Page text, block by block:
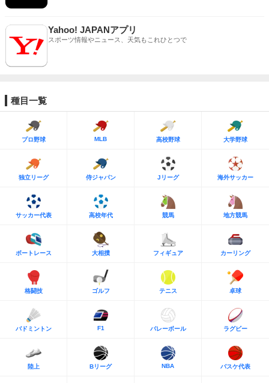
Yahoo! JAPANアプリ
スポーツ情報やニュース、天気もこれひとつで
種目一覧
プロ野球 MLB 高校野球 大学野球
独立リーグ 侍ジャパン Jリーグ 海外サッカー
サッカー代表 高校年代 競馬 地方競馬
ボートレース 大相撲 フィギュア カーリング
格闘技 ゴルフ テニス 卓球
バドミントン F1 バレーボール ラグビー
陸上 Bリーグ NBA バスケ代表